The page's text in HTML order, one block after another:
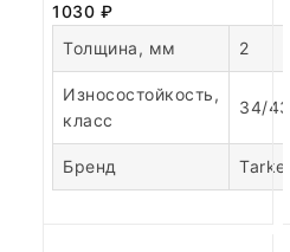
1030 ₽
Толщина, мм
2
Износостойкость,
класс
34/43
Бренд Tarkett